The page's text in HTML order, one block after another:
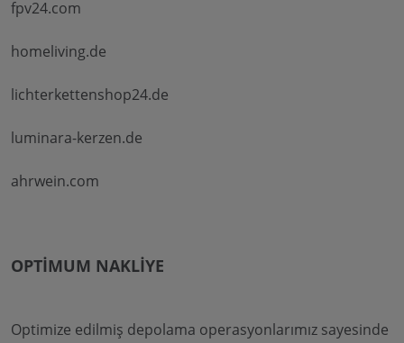
fpv24.com
homeliving.de
lichterkettenshop24.de
luminara-kerzen.de
ahrwein.com
OPTIMUM NAKLIYE
Optimize edilmiş depolama operasyonlarımız sayesinde